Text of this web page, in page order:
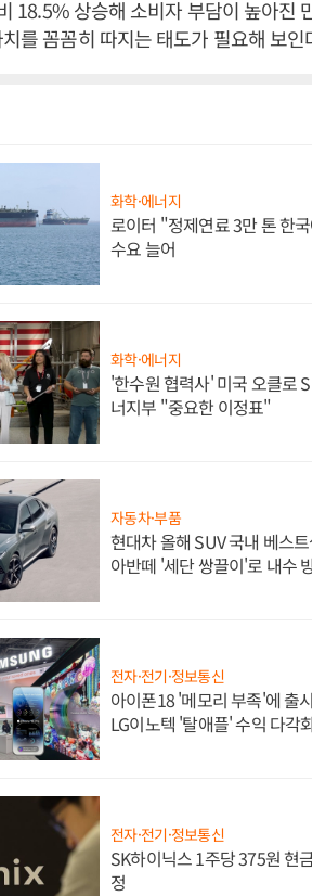
18.5% 상승해 소비자 부담이 높아진
를 꼼꼼히 따지는 태도가 필요해 보
화학·에너지
로이터 "정제연료 3만 톤 한
수요 늘어
화학·에너지
'한수원 협력사' 미국 오클로
너지부 "중요한 이정표"
자동차·부품
현대차 올해 SUV 국내 베스
아반떼 '세단 쌍끌이'로 내수
전자·전기·정보통신
아이폰18 '메모리 부족'에 출
LG이노텍 '탈애플' 수익 다각
전자·전기·정보통신
SK하이닉스 1주당 375원 현
정